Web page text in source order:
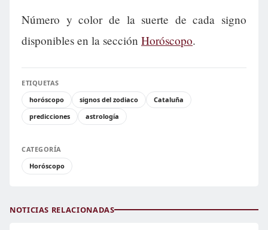
Número y color de la suerte de cada signo
disponibles en la sección Horóscopo.
ETIQUETAS
horóscopo
signos del zodiaco
Cataluña
predicciones
astrología
CATEGORÍA
Horóscopo
NOTICIAS RELACIONADAS